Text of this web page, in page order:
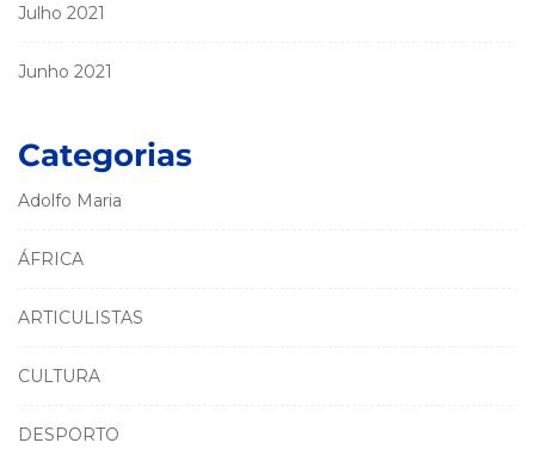
Julho 2021
Junho 2021
Categorias
Adolfo Maria
ÁFRICA
ARTICULISTAS
CULTURA
DESPORTO